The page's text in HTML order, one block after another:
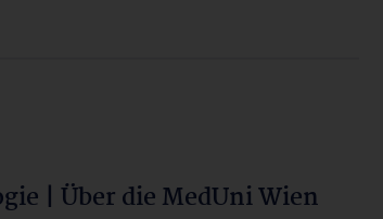
| Über die MedUni Wien